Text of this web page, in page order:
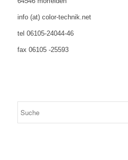
info (at) color-technik.net
tel 06105-24044-46
fax 06105 -25593